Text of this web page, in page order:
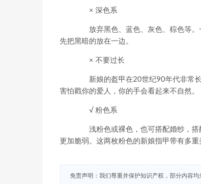
× 深色系
放弃黑色、蓝色、灰色、棕色等。
先把黑暗的放在一边。
× 不要过长
新娘的盔甲在20世纪90年代非常长
害怕戳你的爱人，你的手会看起来不自然。
√ 粉色系
浅粉色或裸色，也可搭配婚纱，搭
更加脆弱。这两枚粉色的新娘指甲带有多重
免责声明：我们尊重并保护知识产权，部分内容